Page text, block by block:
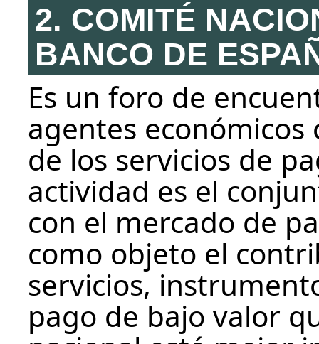
2. COMITÉ
BANCO DE
Es un foro de
agentes
de los servicios de
actividad es el
con el mercado de
como objeto el
servicios,
pago de bajo valor